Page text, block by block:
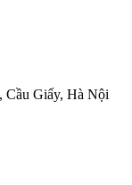
Cầu Giấy, Hà Nội